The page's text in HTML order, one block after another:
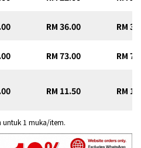
RM 36.00 RM
RM 73.00 RM
RM 11.50 RM
untuk 1 muka/item.